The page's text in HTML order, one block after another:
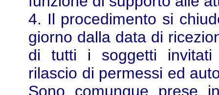
4. Il procedimento si
giorno dalla data di
di tutti i soggetti invitati
rilascio di permessi ed
Sono comunque prese